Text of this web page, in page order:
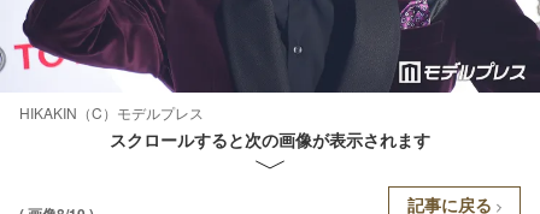
HIKAKIN（C）モデルプレス
スクロールすると次の画像が表示されます
記事に戻る